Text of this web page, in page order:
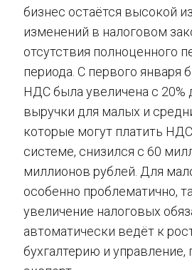
бизнес остаётся высокой
изменений в налоговом
отсутствия полноценного
периода. С первого января
НДС была увеличена с 20%
выручки для малых и
которые могут платить
системе, снизился с 60
миллионов рублей. Для
особенно проблематично,
увеличение налоговых
автоматически ведёт к
бухгалтерию и управление,